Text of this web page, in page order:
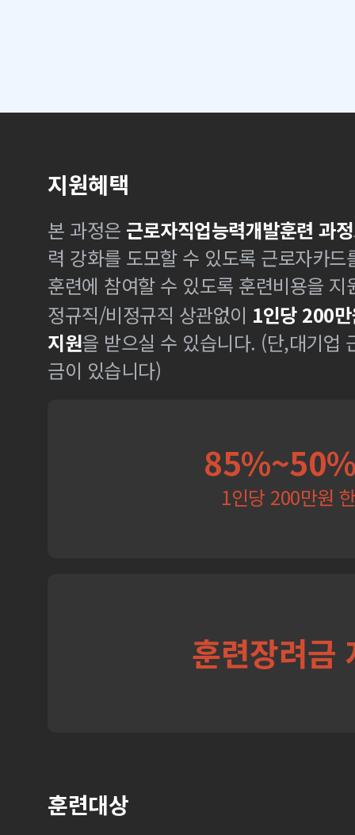
지원혜택
본 과정은 근로자직업능력개발훈련 과정
력 강화를 도모할 수 있도록 근로자카
훈련에 참여할 수 있도록 훈련비용을 지
정규직/비정규직 상관없이 1인당 200
지원을 받으실 수 있습니다. (단,대기업
금이 있습니다)
1인당 200만원
훈련장려금
훈련대상